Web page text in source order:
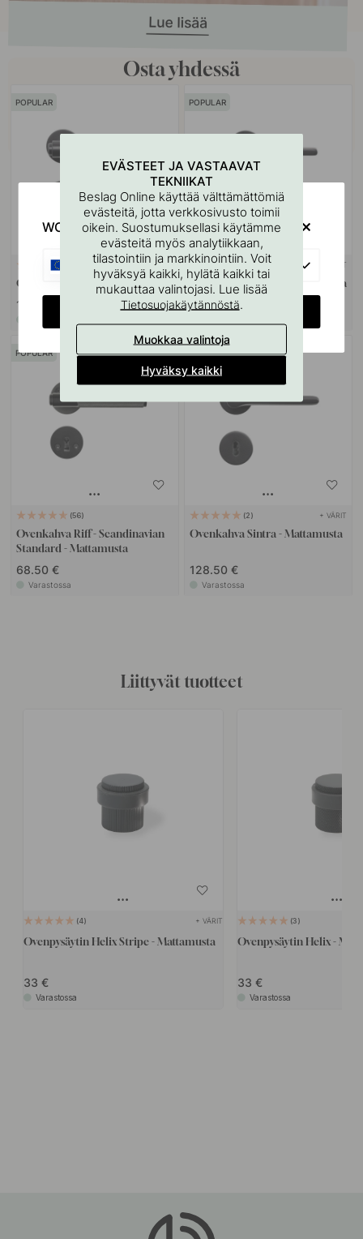
Osta yhdessä
POPULAR
+ VÄRIT
Ovenkahva Helix 200 - Musta
128.50 €
POPULAR
22 + VÄRIT
Ovenkahva Monza - Mattamusta
41 €
POPULAR
56
Ovenkahva Riff - Scandinavian
Standard - Mattamusta
68.50 €
Varastossa
2 + VÄRIT
Ovenkahva Sintra - Mattamusta
128.50 €
Varastossa
Liittyvät tuotteet
4 + VÄRIT
Ovenpysäytin Helix Stripe - Mattamusta
33
Varastossa
3
Ovenpysäytin Helix -
33
Varastossa
EVÄSTEET JA VASTAAVAT
TEKNIIKAT
Beslag Online käyttää välttämättömiä
evästeitä, jotta verkkosivusto toimii
oikein. Suostumuksellasi käytämme
evästeitä myös analytiikkaan,
tilastointiin ja markkinointiin. Voit
hyväksyä kaikki, hylätä kaikki tai
mukauttaa valintojasi. Lue lisää
Tietosuojakäytännöstä.
Muokkaa valintoja
Hyväksy kaikki
WOULD YOU RATHER VISIT?
EU
CHANGE COUNTRY